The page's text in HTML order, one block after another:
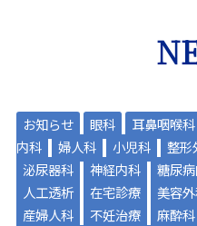
お知らせ 眼科 耳鼻咽喉科
内科
婦人科 小児科 整形
泌尿器科
神経内科 糖尿
人工透析
在宅診療 美容
産婦人科
不妊治療 麻酔科